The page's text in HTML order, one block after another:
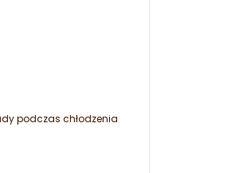
podczas chłodzenia